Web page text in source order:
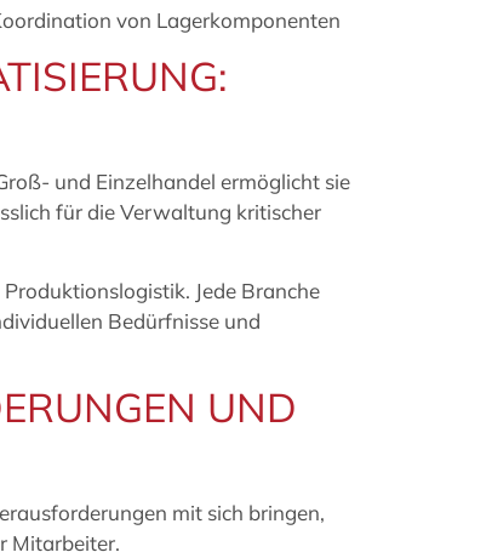
von Lagerkomponenten
und Einzelhandel ermöglicht sie
für die Verwaltung kritischer
Jede Branche
Bedürfnisse und
UND
mit sich bringen,
Mitarbeiter.